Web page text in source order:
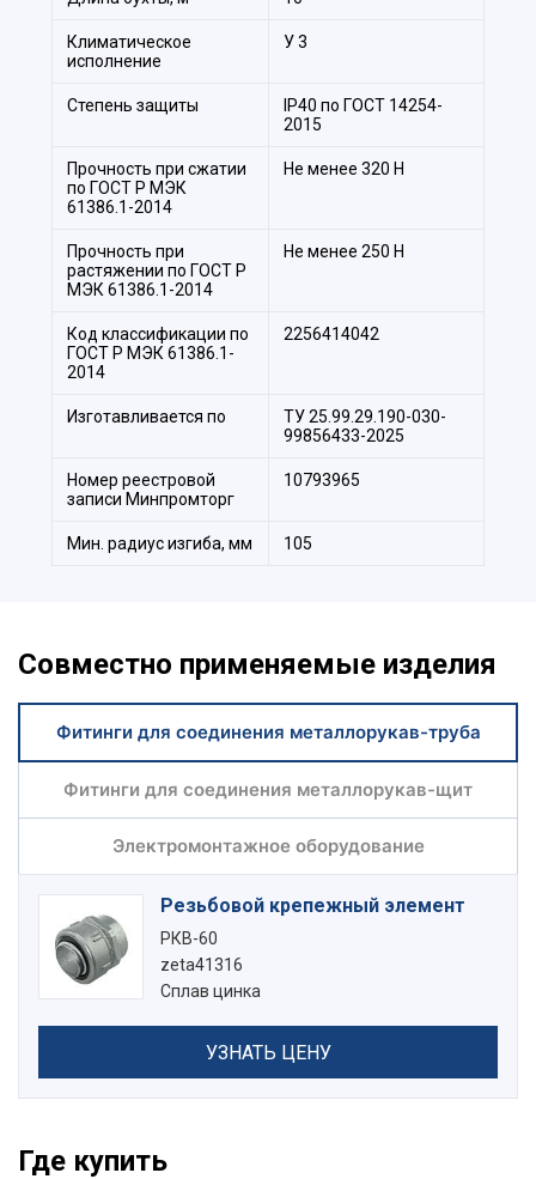
Климатическое
исполнение
У 3
Степень защиты
IP40 по ГОСТ 14254-
2015
Прочность при сжатии
по ГОСТ Р МЭК
61386.1-2014
Не менее 320 H
Прочность при
растяжении по ГОСТ Р
МЭК 61386.1-2014
Не менее 250 Н
Код классификации по
ГОСТ Р МЭК 61386.1-
2014
2256414042
Изготавливается по
ТУ 25.99.29.190-030-
99856433-2025
Номер реестровой
записи Минпромторг
10793965
Мин. радиус изгиба, мм 105
Совместно применяемые изделия
Фитинги для соединения металлорукав-труба
Фитинги для соединения металлорукав-щит
Электромонтажное оборудование
Резьбовой крепежный элемент
РКВ-60
zeta41316
Сплав цинка
УЗНАТЬ ЦЕНУ
Где купить